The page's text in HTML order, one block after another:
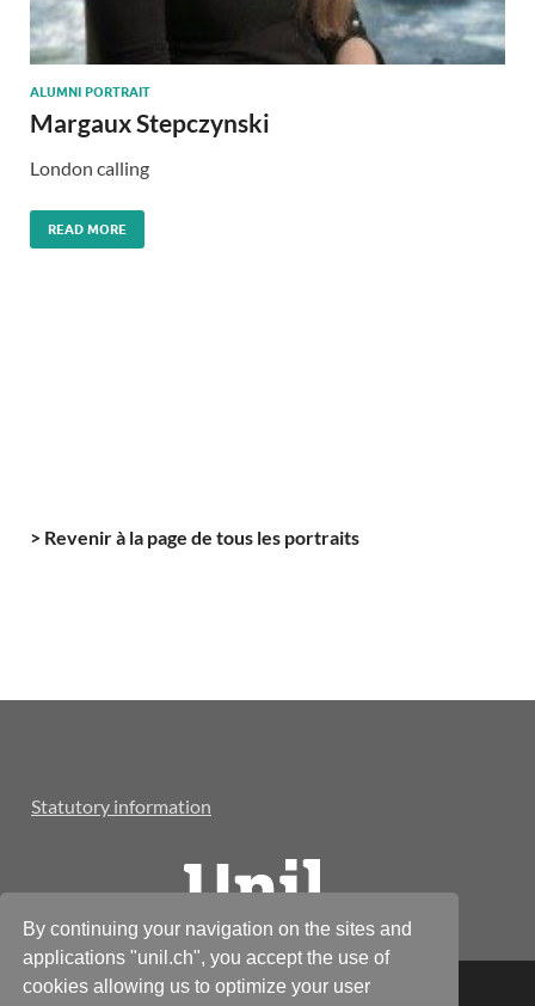
By continuing your navigation on the sites and
applications "unil.ch", you accept the use of
cookies allowing us to optimize your user
ALUMNI PORTRAIT
Margaux Stepczynski
London calling
READ MORE
> Revenir à la page de tous les portraits
Statutory information
© Réseau Alumnil